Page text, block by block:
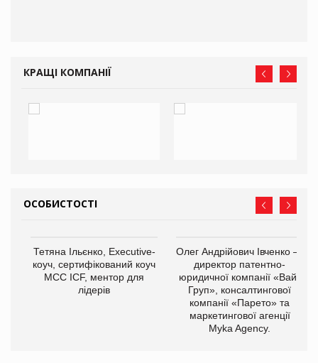
КРАЩІ КОМПАНІЇ
ОСОБИСТОСТІ
Тетяна Ільєнко, Executive-
коуч, сертифікований коуч
МСС ICF, ментор для
лідерів
Олег Андрійович Івченко —
директор патентно-
юридичної компанії «Вайз
Груп», консалтингової
компанії «Парето» та
маркетингової агенції
Myka Agency.